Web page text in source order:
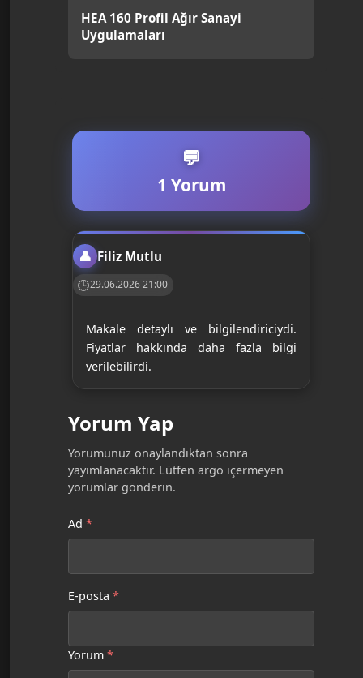
HEA 160 Profil Ağır Sanayi
Uygulamaları
1 Yorum
Filiz Mutlu
29.06.2026 21:00
Makale detaylı ve bilgilendiriciydi.
Fiyatlar hakkında daha fazla bilgi
verilebilirdi.
Yorum Yap
Yorumunuz onaylandıktan sonra
yayımlanacaktır. Lütfen argo içermeyen
yorumlar gönderin.
Ad *
E-posta *
Yorum *